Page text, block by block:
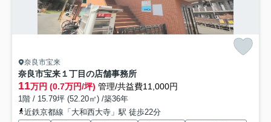
奈良市宝来
奈良市宝来１丁目の店舗事務所
11万円 (0.7万円/坪) 管理/共益費11,000円
1階 / 15.79坪 (52.20㎡) /築36年
近鉄京都線「大和西大寺」駅 徒歩22分